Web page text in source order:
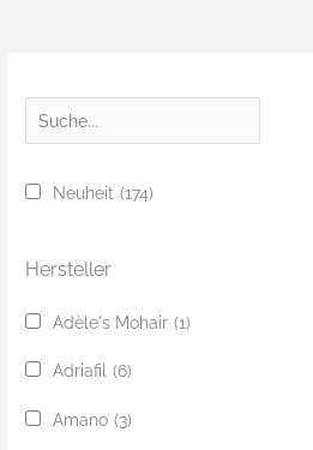
u
Neuheit (174)
Hersteller
Adèle's Mohair (1)
Adriafil (6)
Amano (3)